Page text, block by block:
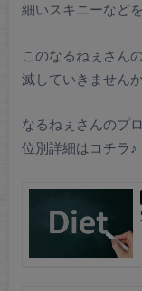
細いスキニーなど
このなるねぇさん
滅していきません
なるねぇさんのプ
位別詳細はコチラ♪